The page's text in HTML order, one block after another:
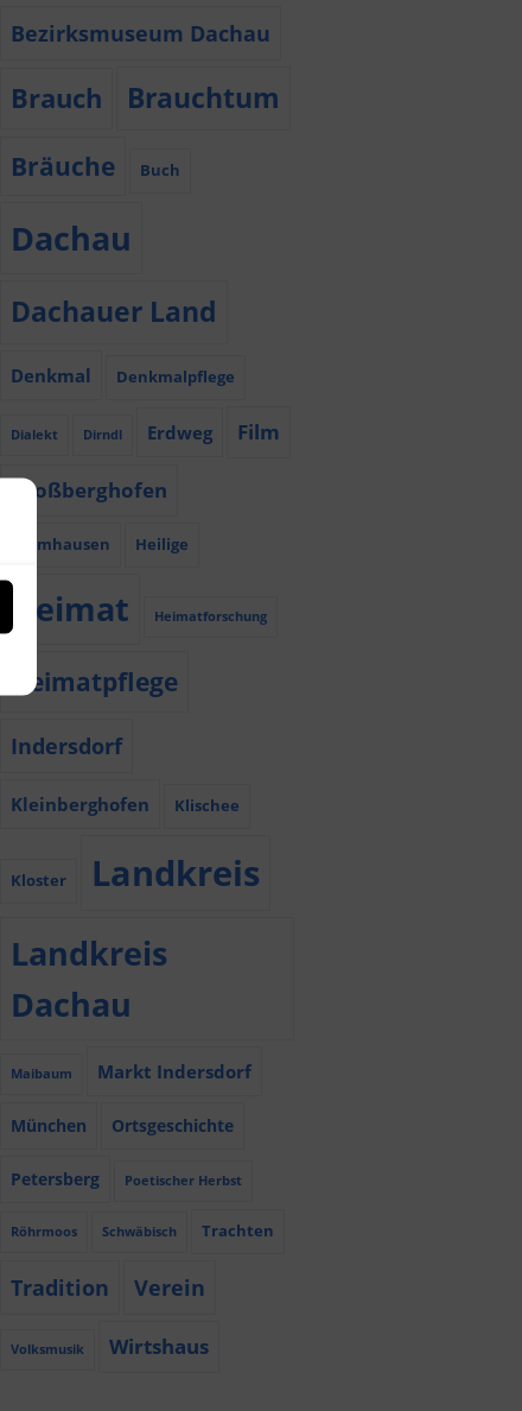
Bezirksmuseum Dachau
Brauch Brauchtum
Bräuche Buch
Dachau
Dachauer Land
Denkmal Denkmalpflege
Dialekt Dirndl Erdweg Film
Großberghofen
Haimhausen Heilige
Heimat Heimatforschung
Heimatpflege
Indersdorf
Kleinberghofen Klischee
Kloster Landkreis
Landkreis
Dachau
Maibaum Markt Indersdorf
München Ortsgeschichte
Petersberg Poetischer Herbst
Röhrmoos Schwäbisch Trachten
Tradition Verein
Volksmusik Wirtshaus